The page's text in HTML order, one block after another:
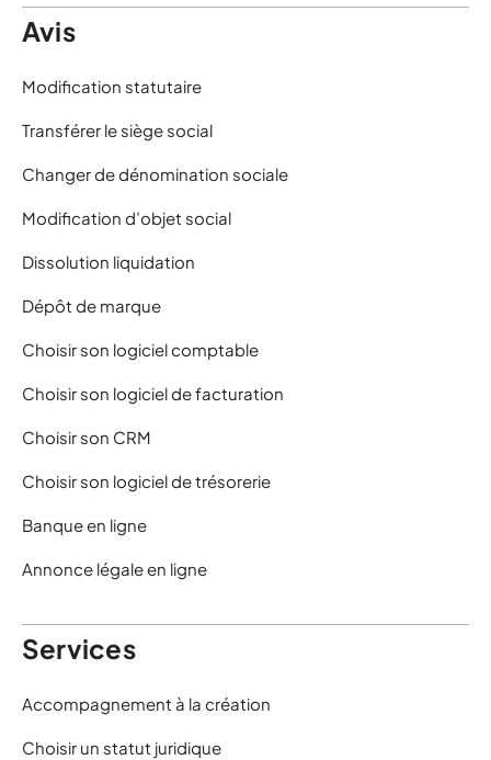
Avis
Modification statutaire
Transférer le siège social
Changer de dénomination sociale
Modification d’objet social
Dissolution liquidation
Dépôt de marque
Choisir son logiciel comptable
Choisir son logiciel de facturation
Choisir son CRM
Choisir son logiciel de trésorerie
Banque en ligne
Annonce légale en ligne
Services
Accompagnement à la création
Choisir un statut juridique